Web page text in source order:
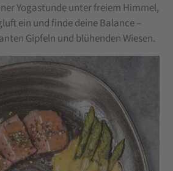
Yogastunde unter freiem Himmel,
ein und finde deine Balance –
Gipfeln und blühenden Wiesen.